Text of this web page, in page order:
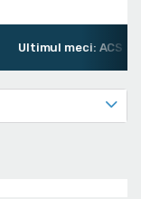
Ultimul meci: ACS